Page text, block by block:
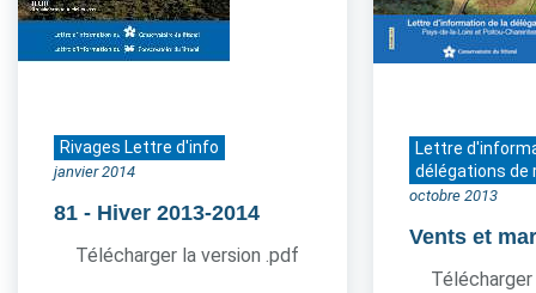
Rivages Lettre d'info
janvier 2014
81 - Hiver 2013-2014
Télécharger la version .pdf
Lettre
délégations de
octobre 2013
Vents et